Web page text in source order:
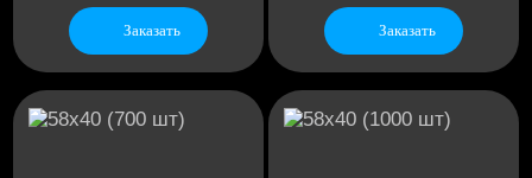
Заказать
18
Заказать
100